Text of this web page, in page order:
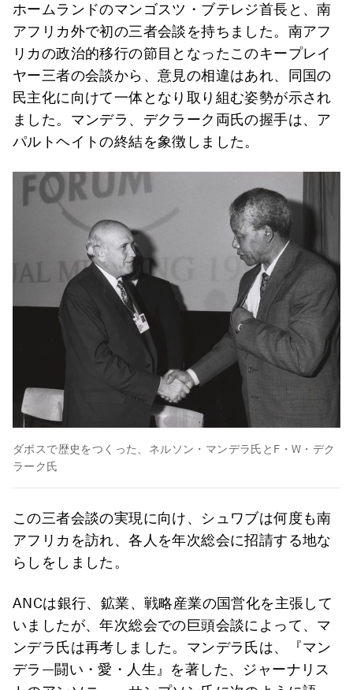
ホームランドのマンゴスツ・ブテレジ首長と、南
アフリカ外で初の三者会談を持ちました。南アフ
リカの政治的移行の節目となったこのキープレイ
ヤー三者の会談から、意見の相違はあれ、同国の
民主化に向けて一体となり取り組む姿勢が示され
ました。マンデラ、デクラーク両氏の握手は、ア
パルトヘイトの終結を象徴しました。
ダボスで歴史をつくった、ネルソン・マンデラ氏とF・W・デク
ラーク氏
この三者会談の実現に向け、シュワブは何度も南
アフリカを訪れ、各人を年次総会に招請する地な
らしをしました。
ANCは銀行、鉱業、戦略産業の国営化を主張して
いましたが、年次総会での巨頭会談によって、マ
ンデラ氏は再考しました。マンデラ氏は、『マン
デラ―闘い・愛・人生』を著した、ジャーナリス